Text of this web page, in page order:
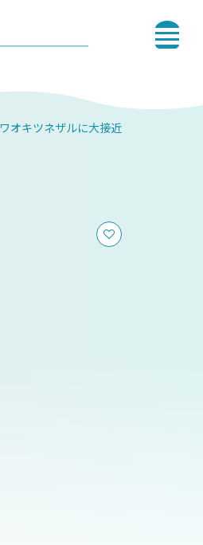
オキツネザルに大接近